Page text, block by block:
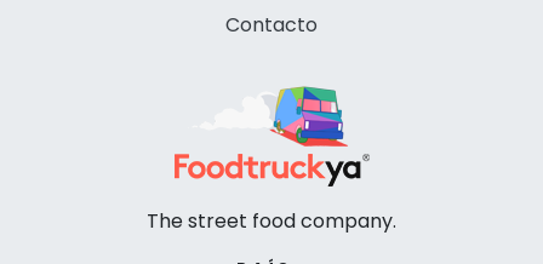
Contacto
The street food company.